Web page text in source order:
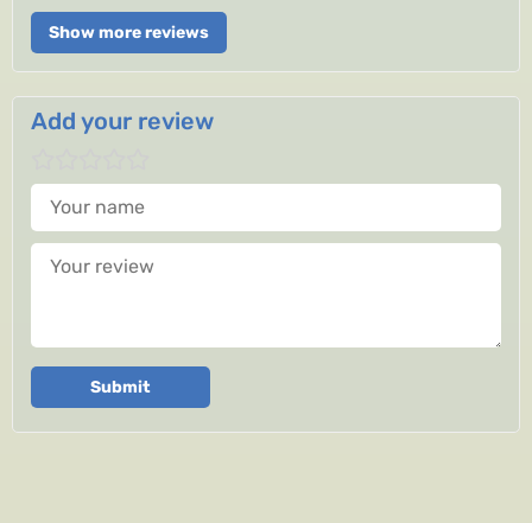
Show more reviews
Add your review
Your name
Your review
Submit